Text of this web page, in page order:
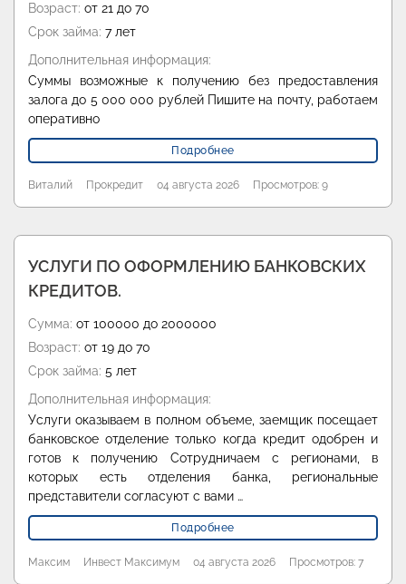
Возраст: от 21 до 70
Срок займа: 7 лет
Дополнительная информация:
Суммы возможные к получению без предоставления
залога до 5 000 000 рублей Пишите на почту, работаем
оперативно
Подробнее
Виталий Прокредит 04 августа 2026 Просмотров: 9
УСЛУГИ ПО ОФОРМЛЕНИЮ БАНКОВСКИХ
КРЕДИТОВ.
Сумма: от 100000 до 2000000
Возраст: от 19 до 70
Срок займа: 5 лет
Дополнительная информация:
Услуги оказываем в полном объеме, заемщик посещает
банковское отделение только когда кредит одобрен и
готов к получению Сотрудничаем с регионами, в
которых есть отделения банка, региональные
представители согласуют с вами …
Подробнее
Максим Инвест Максимум 04 августа 2026 Просмотров: 7